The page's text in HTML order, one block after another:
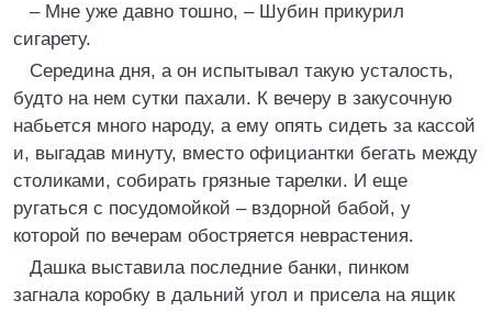
– Мне уже давно тошно, – Шубин прикурил
сигарету.
Середина дня, а он испытывал такую усталость,
будто на нем сутки пахали. К вечеру в закусочную
набьется много народу, а ему опять сидеть за кассой
и, выгадав минуту, вместо официантки бегать между
столиками, собирать грязные тарелки. И еще
ругаться с посудомойкой – вздорной бабой, у
которой по вечерам обостряется неврастения.
Дашка выставила последние банки, пинком
загнала коробку в дальний угол и присела на ящик